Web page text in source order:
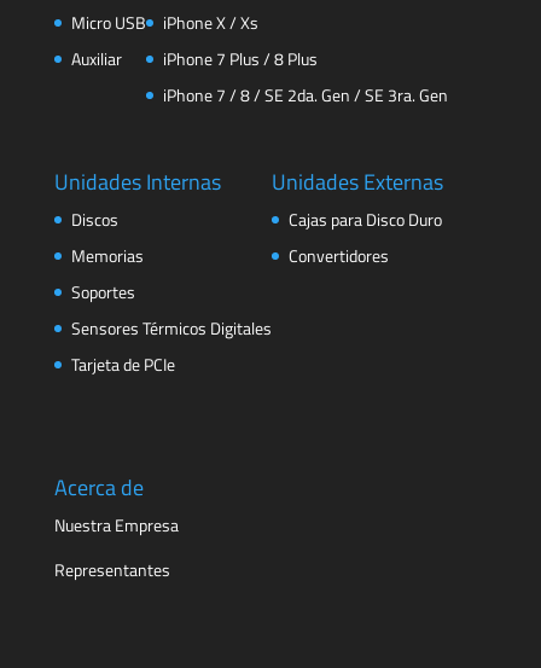
Micro USB
Auxiliar
iPhone X / Xs
iPhone 7 Plus / 8 Plus
iPhone 7 / 8 / SE 2da. Gen / SE 3ra. Gen
Unidades Internas
Discos
Memorias
Soportes
Sensores Térmicos Digitales
Tarjeta de PCIe
Unidades Externas
Cajas para Disco Duro
Convertidores
Acerca de
Nuestra Empresa
Representantes